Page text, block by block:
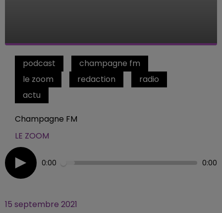
podcast
champagne fm
le zoom
redaction
radio
actu
Champagne FM
LE ZOOM
0:00 0:00
15 septembre 2021